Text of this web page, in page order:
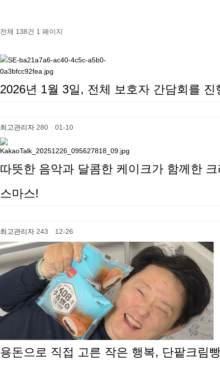
전체 138건 1 페이지
2026년 1월 3일, 전체 보호자 간담회를 진
최고관리자 280 01-10
따뜻한 음악과 달콤한 케이크가 함께한 크
스마스!
최고관리자 243 12-26
용돈으로 직접 고른 작은 행복, 단팥크림